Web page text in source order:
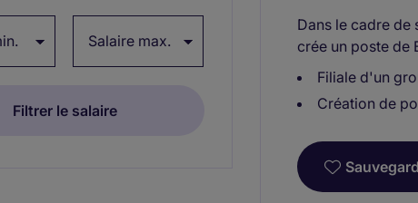
Dans le cadre
crée un poste de
Filiale d'un
Création de